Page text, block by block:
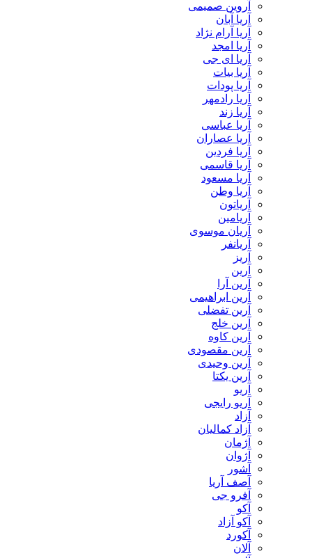
آروین صمیمی
آریا آبان
آریا آرام نژاد
آریا امجد
آریا ای جی
آریا بیات
آریا پودات
آریا رادمهر
آریا زند
آریا عباسی
آریا عصاران
آریا فردین
آریا قاسمی
آریا مسعود
آریا وطن
آریاتون
آریامین
آریان موسوی
آریانفر
آریز
آرین
آرین آرا
آرین ابراهیمی
آرین تفضلی
آرین خلج
آرین کاوه
آرین مقصودی
آرین وحیدی
آرین یکتا
آریو
آریو رایجی
آزاد
آزاد کمالیان
آژمان
آژوان
آشور
آصف آریا
آفرو جی
آکو
آکو آزاد
آکورد
آلان